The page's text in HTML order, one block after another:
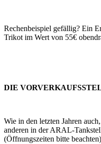
Rechenbeispiel gefällig? Ein
Trikot im Wert von 55€
DIE
Wie in den letzten Jahren
anderen in der ARAL-
(Öffnungszeiten bitte